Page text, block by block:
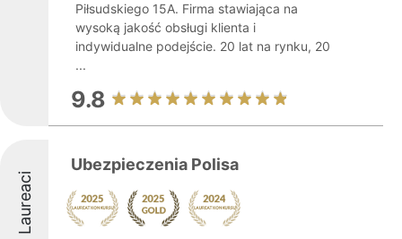
Piłsudskiego 15A. Firma stawiająca na
wysoką jakość obsługi klienta i
indywidualne podejście. 20 lat na rynku, 20
...
9.8
Laureaci
Ubezpieczenia Polisa